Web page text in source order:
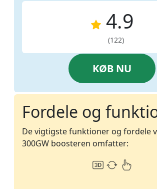
4.9
(122)
KØB NU
Fordele og
De vigtigste funktioner og fordele
300GW boosteren omfatter: